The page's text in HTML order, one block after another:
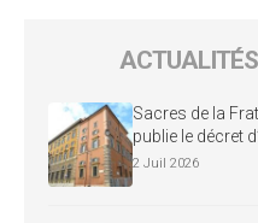
Sacres de la
publie le décret
2 Juil 2026